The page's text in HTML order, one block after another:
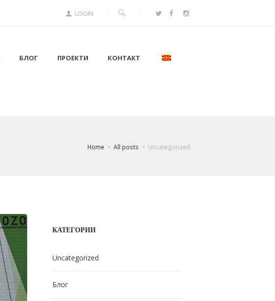
LOGIN
БЛОГ ПРОЕКТИ КОНТАКТ
Home All posts Uncategorized
КАТЕГОРИИ
Uncategorized
Блог